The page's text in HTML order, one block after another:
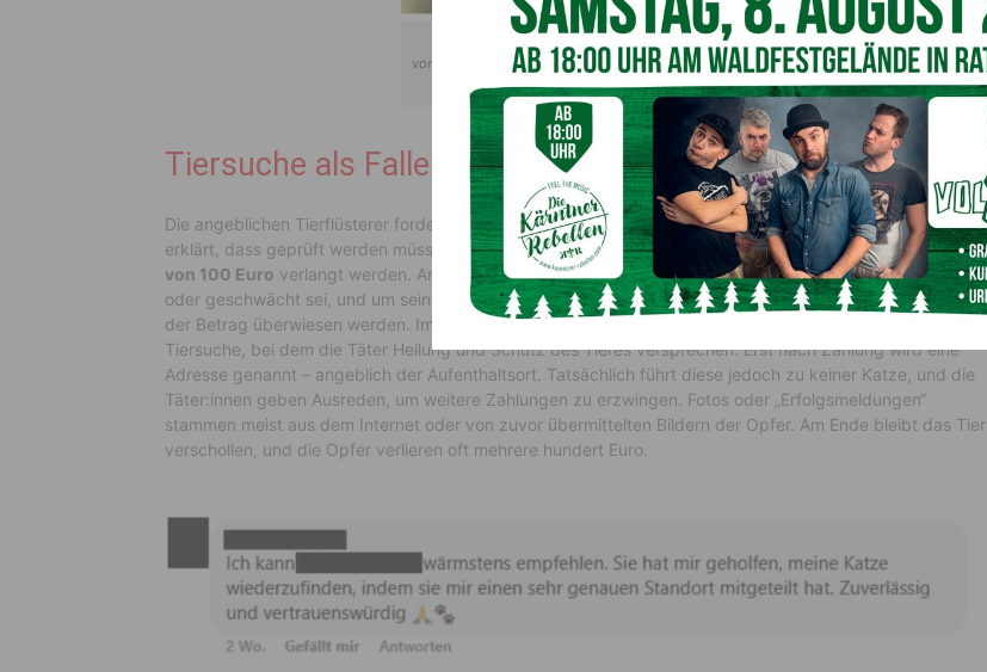
Diese Erfolgsmeldungen sollen Interessierte
von einer Kontaktaufnahme überzeugen (c) Screenshot
Watchlist Internet
Tiersuche als Falle für Betrug
Die angeblichen Tierflüsterer fordern schnell Geld von verzweifelten Haustierhalter:innen. Zunächst wird
erklärt, dass geprüft werden müsse, ob das Tier noch lebt, wofür Gutscheine oder Gegenständeim Wert
von 100 Euro verlangt werden. Anschließend melden die Betrüger, dass das Tier zwar lebt, aber verletzt
oder geschwächt sei, und um seinen Standort zu erfahren, müsse ein Transcash-Gutschein gekauft oder
der Betrag überwiesen werden. Im Kern handelt es sich um
Tiersuche, bei dem die Täter Heilung und Schutz des Tieres versprechen. Erst nach Zahlung wird eine
Adresse genannt – angeblich der Aufenthaltsort. Tatsächlich führt diese jedoch zu keiner Katze, und die
Täter:innen geben Ausreden, um weitere Zahlungen zu erzwingen. Fotos oder „Erfolgsmeldungen“
stammen meist aus dem Internet oder von zuvor übermittelten Bildern der Opfer. Am Ende bleibt das Tier
verschollen, und die Opfer verlieren oft mehrere hundert Euro.